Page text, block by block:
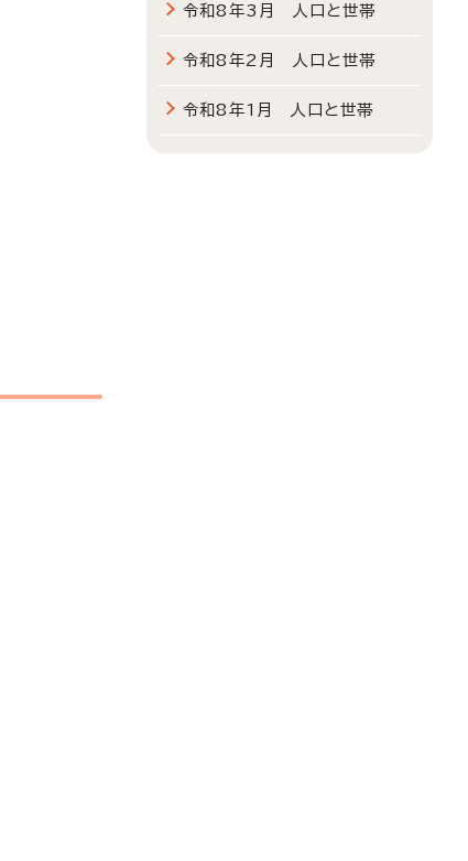
令和8年3月 人口と世帯
令和8年2月 人口と世帯
令和8年1月 人口と世帯